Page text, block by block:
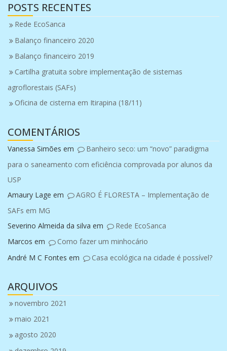
POSTS RECENTES
Rede EcoSanca
Balanço financeiro 2020
Balanço financeiro 2019
Cartilha gratuita sobre implementação de sistemas
agroflorestais (SAFs)
Oficina de cisterna em Itirapina (18/11)
COMENTÁRIOS
Vanessa Simões em
Banheiro seco: um “novo” paradigma
para o saneamento com eficiência comprovada por alunos da
USP
Amaury Lage em
AGRO É FLORESTA – Implementação de
SAFs em MG
Severino Almeida da silva em
Rede EcoSanca
Marcos em
Como fazer um minhocário
André M C Fontes em Casa ecológica na cidade é possível?
ARQUIVOS
novembro 2021
maio 2021
agosto 2020